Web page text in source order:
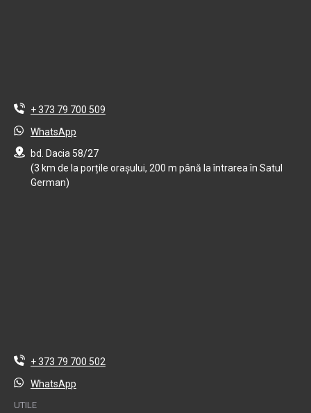
+ 373 79 700 509
WhatsApp
bd. Dacia 58/27
(3 km de la porțile orașului, 200 m până la întrarea în Satul
German)
+ 373 79 700 502
WhatsApp
UTILE